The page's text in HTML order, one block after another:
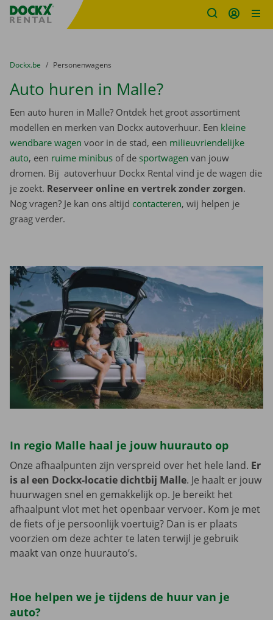
Fratello DEMO
U bevindt zich hier:
van
Dockx.be naar
Personenwagens
Auto huren in Malle?
Een auto huren in Malle? Ontdek het groot assortiment
modellen en merken van Dockx autoverhuur. Een kleine
wendbare wagen voor in de stad, een milieuvriendelijke
auto, een ruime minibus of de sportwagen van jouw
dromen. Bij autoverhuur Dockx Rental vind je de wagen die
je zoekt. Reserveer online en vertrek zonder zorgen.
Nog vragen? Je kan ons altijd contacteren, wij helpen je
graag verder.
In regio Malle haal je jouw huurauto op
Onze afhaalpunten zijn verspreid over het hele land. Er
is al een Dockx-locatie dichtbij Malle. Je haalt er jouw
huurwagen snel en gemakkelijk op. Je bereikt het
afhaalpunt vlot met het openbaar vervoer. Kom je met
de fiets of je persoonlijk voertuig? Dan is er plaats
voorzien om deze achter te laten terwijl je gebruik
maakt van onze huurauto’s.
Hoe helpen we je tijdens de huur van je
auto?